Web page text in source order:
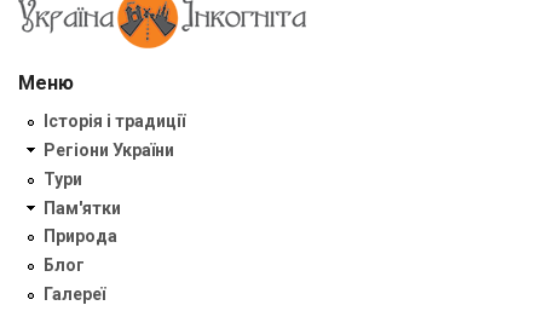
Меню
Історія і традиції
Регіони України
Тури
Пам'ятки
Природа
Блог
Галереї